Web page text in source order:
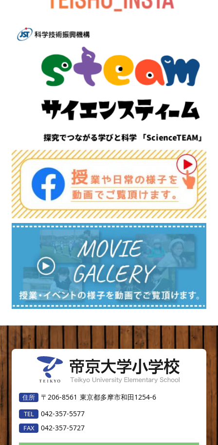
〒206-8561 東京都多摩市和田1254-6
042-357-5577
042-357-5727